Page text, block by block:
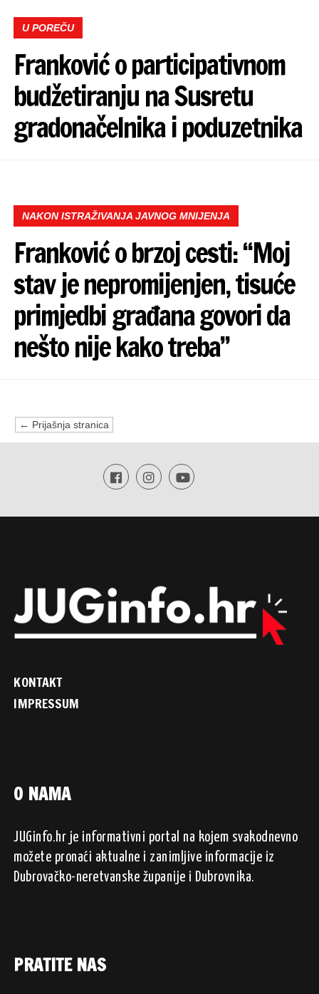
U POREČU
Franković o participativnom
budžetiranju na Susretu
gradonačelnika i poduzetnika
NAKON ISTRAŽIVANJA JAVNOG MNIJENJA
Franković o brzoj cesti: “Moj
stav je nepromijenjen, tisuće
primjedbi građana govori da
nešto nije kako treba”
← Prijašnja stranica
KONTAKT
IMPRESSUM
O NAMA
JUGinfo.hr je informativni portal na kojem svakodnevno
možete pronaći aktualne i zanimljive informacije iz
Dubrovačko-neretvanske županije i Dubrovnika.
PRATITE NAS